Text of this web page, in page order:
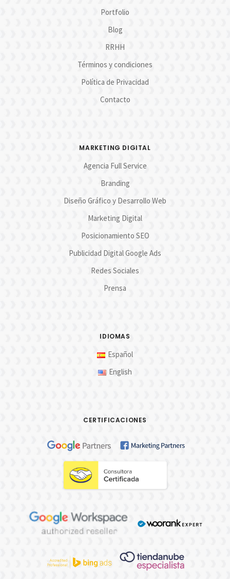
Portfolio
Blog
RRHH
Términos y condiciones
Política de Privacidad
Contacto
MARKETING DIGITAL
Agencia Full Service
Branding
Diseño Gráfico y Desarrollo Web
Marketing Digital
Posicionamiento SEO
Publicidad Digital Google Ads
Redes Sociales
Prensa
IDIOMAS
Español
English
CERTIFICACIONES